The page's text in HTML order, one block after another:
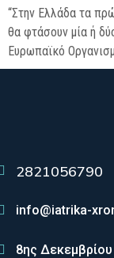
“Στην Ελλάδα τα
θα φτάσουν μία ή
Ευρωπαϊκό
2821056790
info@iatrika-
8ης